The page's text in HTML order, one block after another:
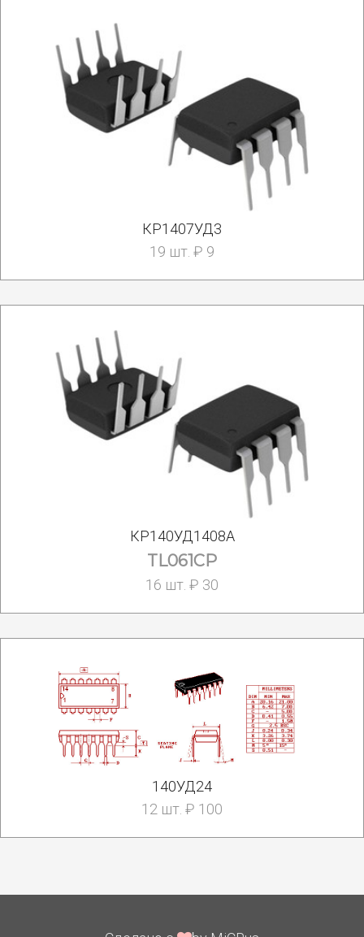
КР1407УД3
19 шт. ₽ 9
КР140УД1408А
TL061CP
16 шт. ₽ 30
140УД24
12 шт. ₽ 100